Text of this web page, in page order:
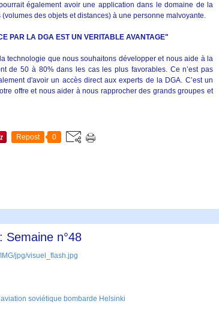
également avoir une application dans le domaine de la
des objets et distances) à une personne malvoyante.
PAR LA DGA EST UN VERITABLE AVANTAGE"
technologie que nous souhaitons développer et nous aide à la
de 50 à 80% dans les cas les plus favorables. Ce n’est pas
d'avoir un accès direct aux experts de la DGA. C’est un
offre et nous aider à nous rapprocher des grands groupes et
Repost 0
Semaine n°48
soviétique bombarde Helsinki